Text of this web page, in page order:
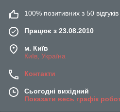
100% позитивних з 50 відгуків
Працює з 23.08.2010
м. Київ
Київ, Україна
Контакти
Сьогодні вихідний
Показати весь графік